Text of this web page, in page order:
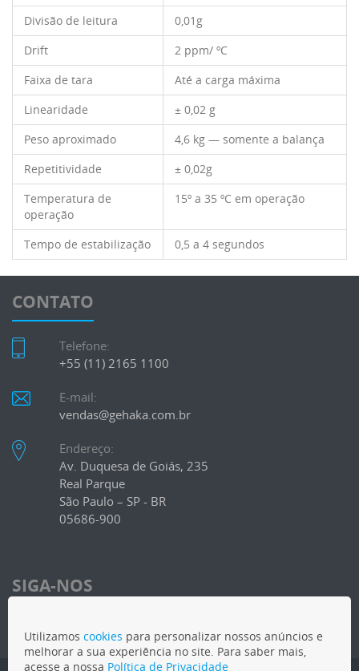
Divisão de leitura
0,01g
Drift
2 ppm/ ºC
Faixa de tara
Até a carga máxima
Linearidade
± 0,02 g
Peso aproximado
4,6 kg — somente a balança
Repetitividade
± 0,02g
Temperatura de
operação
15º a 35 ºC em operação
Tempo de estabilização 0,5 a 4 segundos
Utilizamos cookies para personalizar nossos anúncios e
melhorar a sua experiência no site. Para saber mais,
acesse a nossa Política de Privacidade
CONTATO
Telefone:
+55 (11) 2165 1100
E-mail:
vendas@gehaka.com.br
Endereço:
Av. Duquesa de Goiás, 235
Real Parque
São Paulo – SP - BR
05686-900
SIGA-NOS